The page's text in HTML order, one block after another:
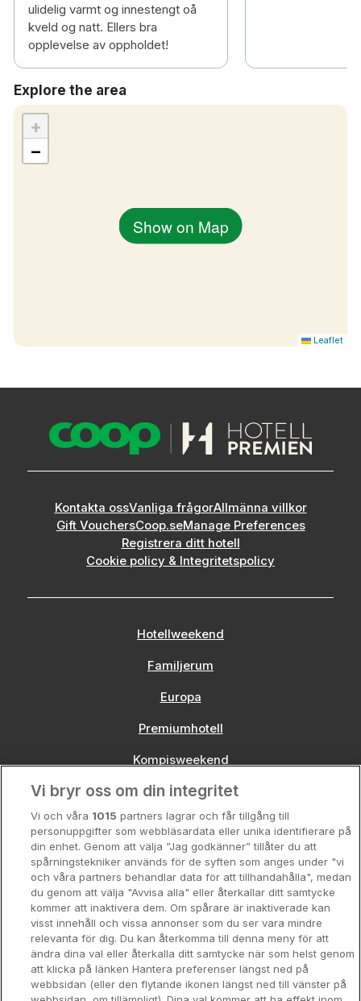
ulidelig varmt og innestengt oå
kveld og natt. Ellers bra
opplevelse av oppholdet!
Explore the area
Show on Map
+
−
Leaflet
Kontakta ossVanliga frågorAllmänna villkor
Gift VouchersCoop.seManage Preferences
Registrera ditt hotell
Cookie policy & Integritetspolicy
Hotellweekend
Familjerum
Europa
Premiumhotell
Kompisweekend
Storstadsweekend
Hotellrum under 995 kr
Spahotell
Sydsverige
Om Hotellpremien
Nya hotell
Stadsweekend
Vi bryr oss om din integritet
Vi och våra 1015 partners lagrar och får tillgång till
personuppgifter som webbläsardata eller unika identifierare på
din enhet. Genom att välja ”Jag godkänner” tillåter du att
spårningstekniker används för de syften som anges under "vi
och våra partners behandlar data för att tillhandahålla", medan
du genom att välja "Avvisa alla" eller återkallar ditt samtycke
kommer att inaktivera dem. Om spårare är inaktiverade kan
visst innehåll och vissa annonser som du ser vara mindre
relevanta för dig. Du kan återkomma till denna meny för att
ändra dina val eller återkalla ditt samtycke när som helst genom
att klicka på länken Hantera preferenser längst ned på
webbsidan (eller den flytande ikonen längst ned till vänster på